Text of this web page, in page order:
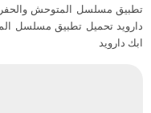
ابك دارويد